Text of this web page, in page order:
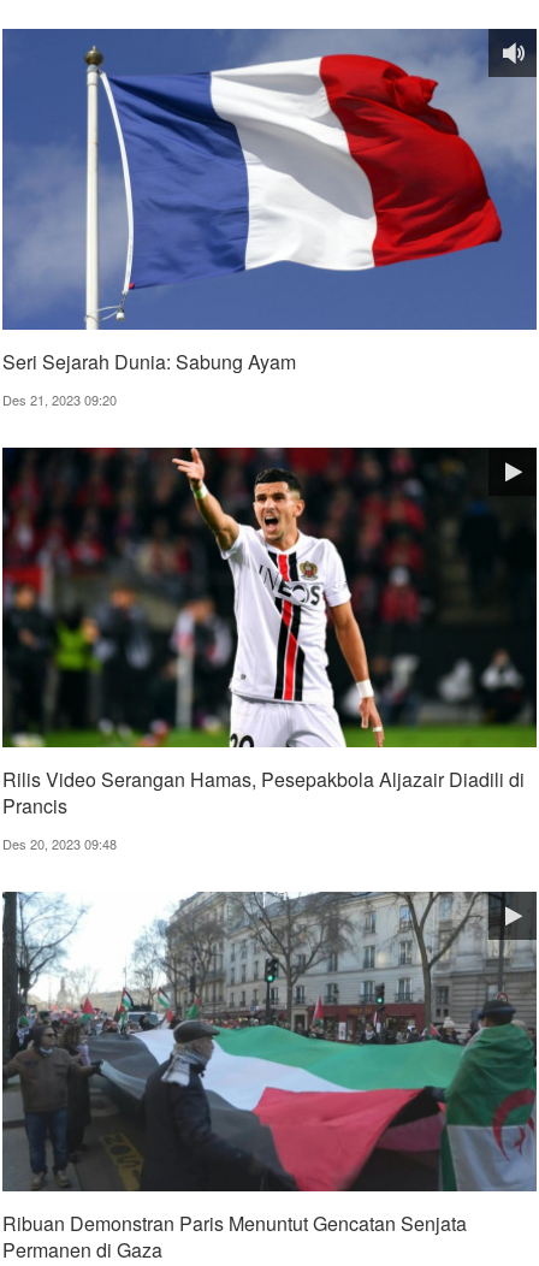
Seri Sejarah Dunia: Sabung Ayam
Des 21, 2023 09:20
Rilis Video Serangan Hamas, Pesepakbola Aljazair Diadili di
Prancis
Des 20, 2023 09:48
Ribuan Demonstran Paris Menuntut Gencatan Senjata
Permanen di Gaza